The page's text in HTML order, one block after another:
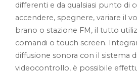
differenti e da qualsiasi punto di
accendere, spegnere, variare il
brano o stazione FM, il tutto
comandi o touch screen.
diffusione sonora con il sistema
videocontrollo, è possibile